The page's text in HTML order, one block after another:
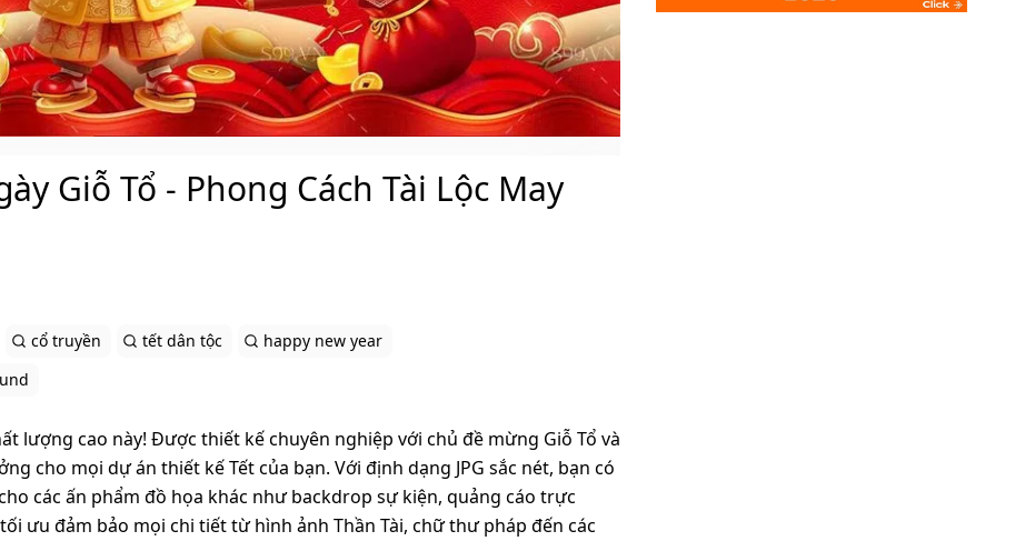
Giỗ Tổ - Phong Cách Tài Lộc May
cổ truyền tết dân tộc
happy new year
lượng cao này! Được thiết kế chuyên nghiệp với chủ đề mừng Giỗ Tổ và
cho mọi dự án thiết kế Tết của bạn. Với định dạng JPG sắc nét, bạn có
các ấn phẩm đồ họa khác như backdrop sự kiện, quảng cáo trực
ưu đảm bảo mọi chi tiết từ hình ảnh Thần Tài, chữ thư pháp đến các